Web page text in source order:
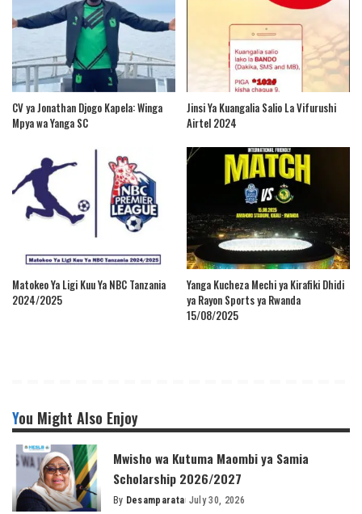
CV ya Jonathan Djogo Kapela: Winga
Mpya wa Yanga SC
Jinsi Ya Kuangalia Salio La Vifurushi
Airtel 2024
Matokeo Ya Ligi Kuu Ya NBC Tanzania
2024/2025
Yanga Kucheza Mechi ya Kirafiki Dhidi
ya Rayon Sports ya Rwanda
15/08/2025
You Might Also Enjoy
Mwisho wa Kutuma Maombi ya Samia
Scholarship 2026/2027
Posted
By Desamparata July 30, 2026